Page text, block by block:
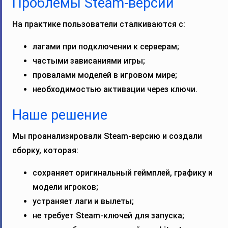
На практике пользователи сталкиваются с:
лагами при подключении к серверам;
частыми зависаниями игры;
провалами моделей в игровом мире;
необходимостью активации через ключи.
Наше решение
Мы проанализировали Steam-версию и создали
сборку, которая:
сохраняет оригинальный геймплей, графику и
модели игроков;
устраняет лаги и вылеты;
не требует Steam-ключей для запуска;